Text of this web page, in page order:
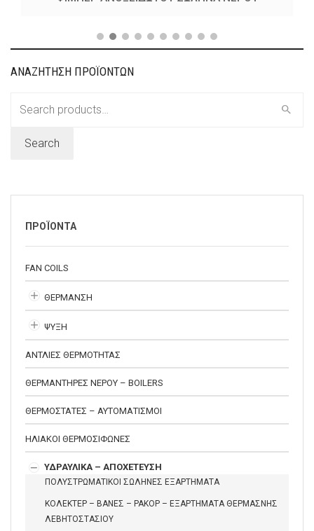
ΑΝΑΖΗΤΗΣΗ ΠΡΟΪΟΝΤΩΝ
Search
ΠΡΟΪΟΝΤΑ
FAN COILS
ΘΕΡΜΑΝΣΗ
ΨΥΞΗ
ΑΝΤΛΙΕΣ ΘΕΡΜΟΤΗΤΑΣ
ΘΕΡΜΑΝΤΗΡΕΣ ΝΕΡΟΥ – BOILERS
ΘΕΡΜΟΣΤΑΤΕΣ – ΑΥΤΟΜΑΤΙΣΜΟΙ
ΗΛΙΑΚΟΙ ΘΕΡΜΟΣΙΦΩΝΕΣ
ΥΔΡΑΥΛΙΚΑ – ΑΠΟΧΕΤΕΥΣΗ
ΠΟΛΥΣΤΡΩΜΑΤΙΚΟΙ ΣΩΛΗΝΕΣ ΕΞΑΡΤΗΜΑΤΑ
ΚΟΛΕΚΤΕΡ – ΒΑΝΕΣ – ΡΑΚΟΡ – ΕΞΑΡΤΗΜΑΤΑ ΘΕΡΜΑΣΝΗΣ
ΛΕΒΗΤΟΣΤΑΣΙΟΥ